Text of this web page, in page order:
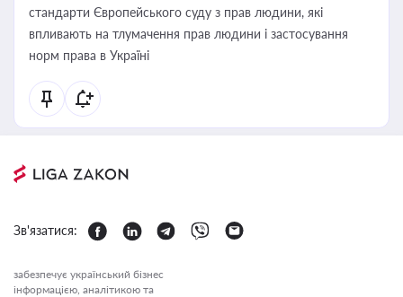
стандарти Європейського суду з прав людини, які
впливають на тлумачення прав людини і застосування
норм права в Україні
Зв'язатися:
забезпечує український бізнес
інформацією, аналітикою та